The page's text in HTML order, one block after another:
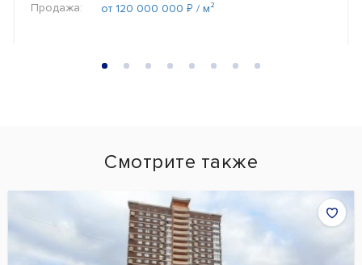
Продажа:
от 120 000 000 ₽ / м²
Смотрите также